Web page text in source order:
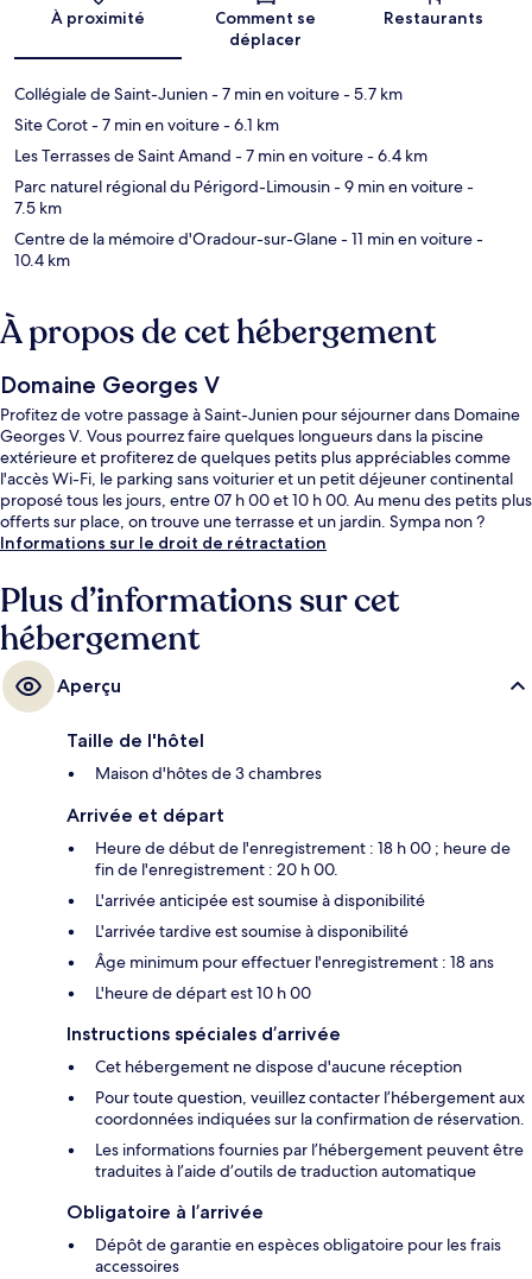
À proximité
Comment se
déplacer
Restaurants
Collégiale de Saint-Junien- 7 min en voiture- 5.7 km
Site Corot- 7 min en voiture- 6.1 km
Les Terrasses de Saint Amand - 7 min en voiture- 6.4 km
Parc naturel régional du Périgord-Limousin- 9 min en voiture-
7.5 km
Centre de la mémoire d'Oradour-sur-Glane- 11 min en voiture-
10.4 km
À propos de cet hébergement
Domaine Georges V
Profitez de votre passage à Saint-Junien pour séjourner dans Domaine
Georges V. Vous pourrez faire quelques longueurs dans la piscine
extérieure et profiterez de quelques petits plus appréciables comme
l'accès Wi-Fi, le parking sans voiturier et un petit déjeuner continental
proposé tous les jours, entre 07 h 00 et 10 h 00. Au menu des petits plus
offerts sur place, on trouve une terrasse et un jardin. Sympa non ?
Informations sur le droit de rétractation
Plus d’informations sur cet
hébergement
Aperçu
Taille de l'hôtel
Maison d'hôtes de 3 chambres
Arrivée et départ
Heure de début de l'enregistrement : 18 h 00 ; heure de
fin de l'enregistrement : 20 h 00.
L'arrivée anticipée est soumise à disponibilité
L'arrivée tardive est soumise à disponibilité
Âge minimum pour effectuer l'enregistrement : 18 ans
L'heure de départ est 10 h 00
Instructions spéciales d’arrivée
Cet hébergement ne dispose d'aucune réception
Pour toute question, veuillez contacter l’hébergement aux
coordonnées indiquées sur la confirmation de réservation.
Les informations fournies par l’hébergement peuvent être
traduites à l’aide d’outils de traduction automatique
Obligatoire à l’arrivée
Dépôt de garantie en espèces obligatoire pour les frais
accessoires